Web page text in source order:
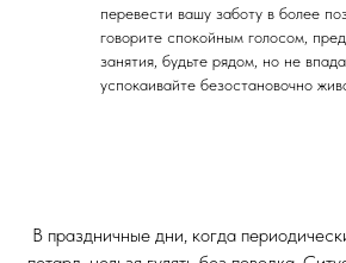
перевести вашу заботу в более
говорите спокойным голосом,
занятия, будьте рядом, но не
успокаивайте безостановочно
В праздничные дни, когда